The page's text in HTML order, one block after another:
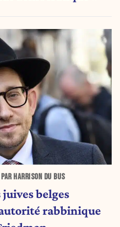
HARRISON DU BUS
belges
rabbinique